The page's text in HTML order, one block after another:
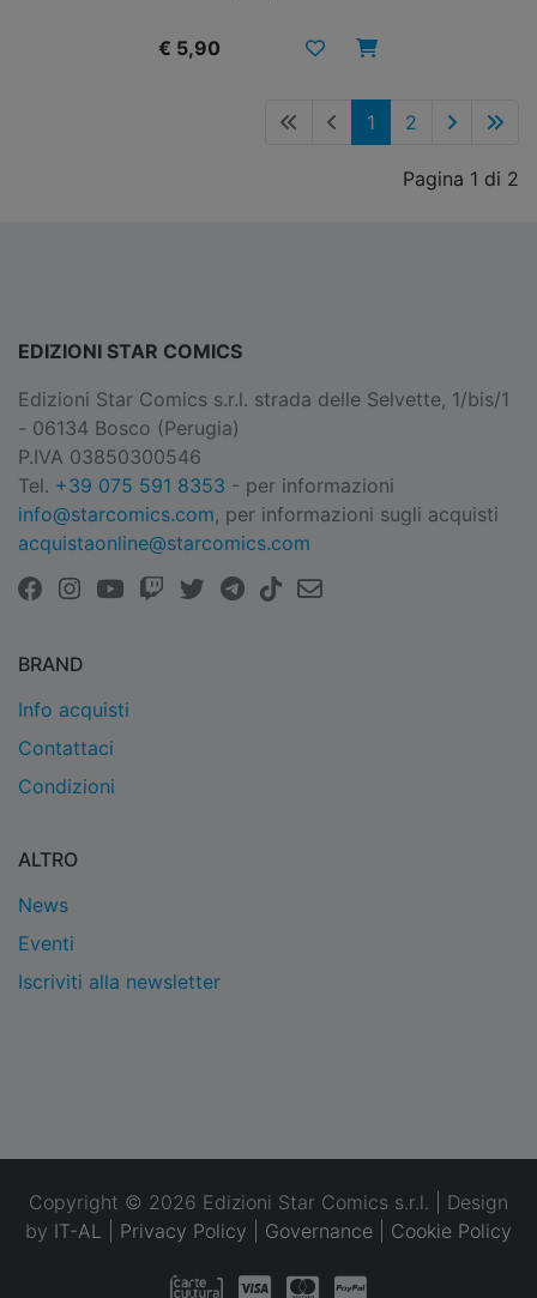
€ 5,90
1 2
Pagina 1 di 2
EDIZIONI STAR COMICS
Edizioni Star Comics s.r.l. strada delle Selvette, 1/bis/1
- 06134 Bosco (Perugia)
P.IVA 03850300546
Tel. +39 075 591 8353 - per informazioni
info@starcomics.com, per informazioni sugli acquisti
acquistaonline@starcomics.com
BRAND
Info acquisti
Contattaci
Condizioni
ALTRO
News
Eventi
Iscriviti alla newsletter
Copyright © 2026 Edizioni Star Comics s.r.l. | Design
by IT-AL Privacy Policy Governance Cookie Policy